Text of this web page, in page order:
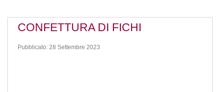
CONFETTURA DI FICHI
Pubblicato: 28 Settembre 2023